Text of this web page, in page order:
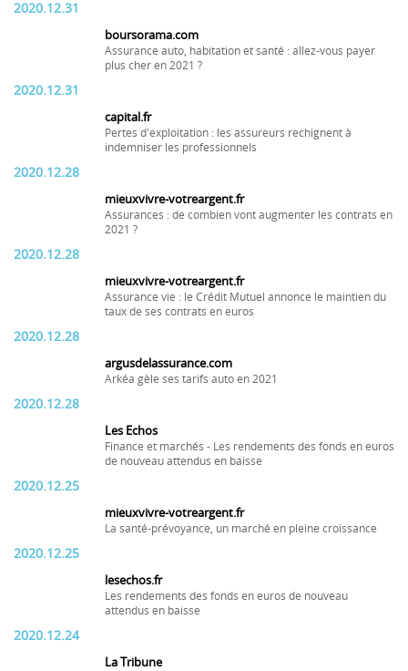
2020.12.31
boursorama.com
Assurance auto, habitation et santé : allez-vous payer
plus cher en 2021 ?
2020.12.31
capital.fr
Pertes d'exploitation : les assureurs rechignent à
indemniser les professionnels
2020.12.28
mieuxvivre-votreargent.fr
Assurances : de combien vont augmenter les contrats en
2021 ?
2020.12.28
mieuxvivre-votreargent.fr
Assurance vie : le Crédit Mutuel annonce le maintien du
taux de ses contrats en euros
2020.12.28
argusdelassurance.com
Arkéa gèle ses tarifs auto en 2021
2020.12.28
Les Echos
Finance et marchés - Les rendements des fonds en euros
de nouveau attendus en baisse
2020.12.25
mieuxvivre-votreargent.fr
La santé-prévoyance, un marché en pleine croissance
2020.12.25
lesechos.fr
Les rendements des fonds en euros de nouveau
attendus en baisse
2020.12.24
La Tribune